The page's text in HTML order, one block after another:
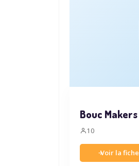
Bouc Makers
10
Voir la fiche